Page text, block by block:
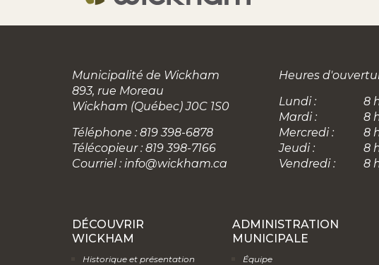
Municipalité de Wickham
893, rue Moreau
Wickham (Québec) J0C 1S0
Téléphone : 819 398-6878
Télécopieur : 819 398-7166
Courriel : info@wickham.ca
Heures
Lundi :
8
Mardi :
8
Mercredi :
8
Jeudi :
8
Vendredi :
8
DÉCOUVRIR
WICKHAM
Historique et présentation
ADMINISTRATION
MUNICIPALE
Équipe